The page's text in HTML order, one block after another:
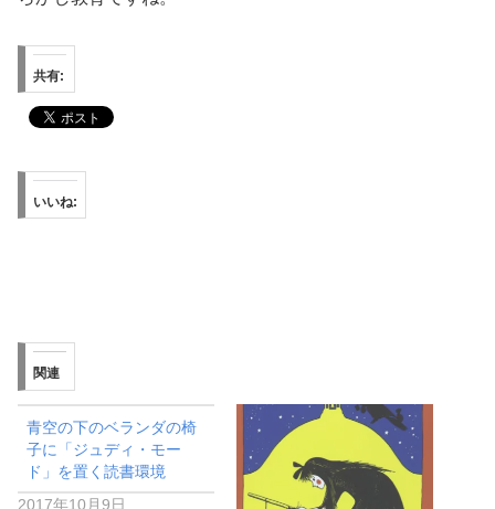
共有:
いいね:
関連
青空の下のベランダの椅
子に「ジュディ・モー
ド」を置く読書環境
2017年10月9日